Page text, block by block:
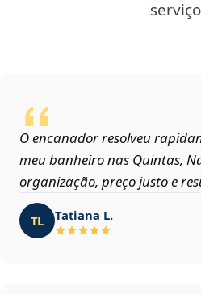
O encanador resolveu
meu banheiro nas Quintas,
organização, preço justo e
TL Tatiana L.